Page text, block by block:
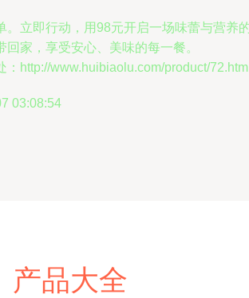
。立即行动，用98元开启一场味蕾与营养
家，享受安心、美味的每一餐。
：http://www.huibiaolu.com/product/
03:08:54
产品大全